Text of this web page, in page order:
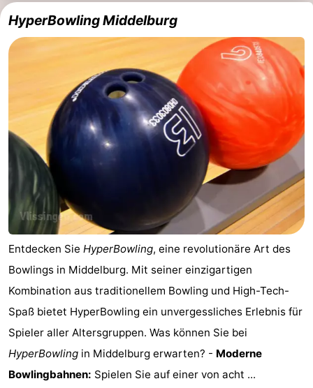
Denkmäler
-
Aussichtspunkte
Attraktionen
-
Spielplätze
-
Indoor-
Spielplätze
Bowling
Wellness-
Zentren
Dörfer
&
Städte
Natur
Führungen
Sport
-
Schwimmbader
-
HyperBowling Middelburg
Entdecken Sie HyperBowling, eine revolutionäre Art des
Bowlings in Middelburg. Mit seiner einzigartigen
Kombination aus traditionellem Bowling und High-Tech-
Spaß bietet HyperBowling ein unvergessliches Erlebnis für
Spieler aller Altersgruppen. Was können Sie bei
HyperBowling in Middelburg erwarten? - Moderne
Bowlingbahnen: Spielen Sie auf einer von acht ...